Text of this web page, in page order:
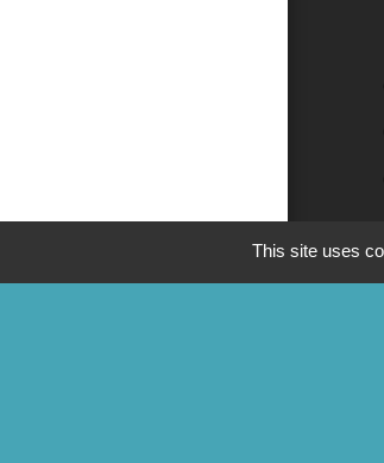
This site uses